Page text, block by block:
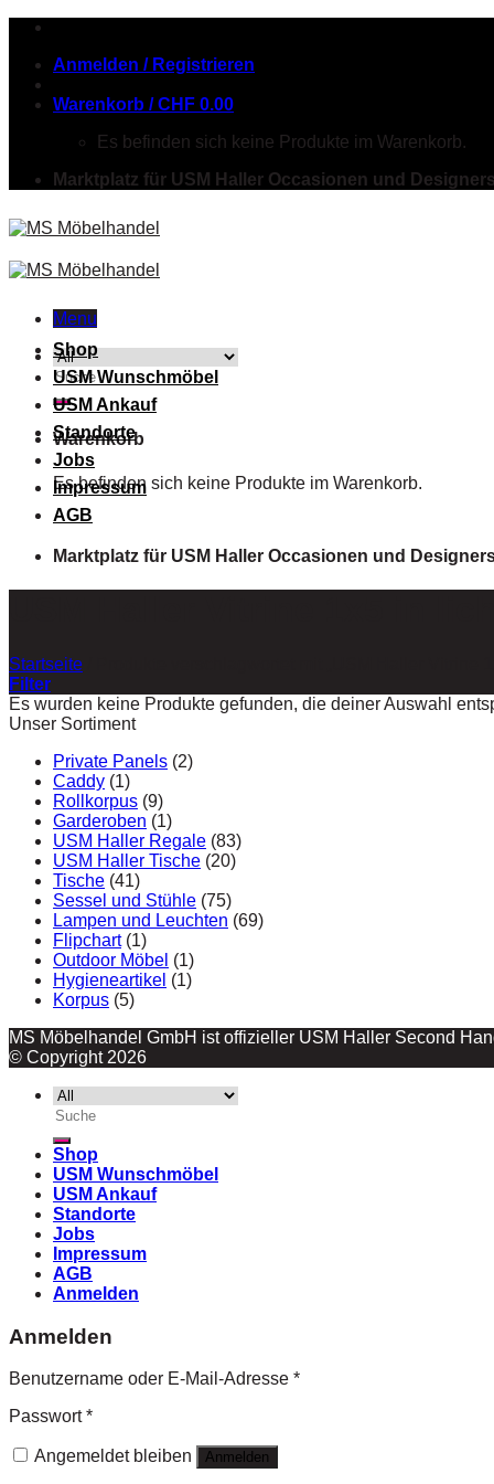
Skip
contentAnmelden / Registrieren
Warenkorb /CHF 0.00
Es befinden sich keine Produkte im Warenkorb.
Marktplatz für USM Haller Occasionen und
Menu
Suche
nach:
Warenkorb
Es befinden sich keine Produkte im Warenkorb.
Shop
USM Wunschmöbel
USM Ankauf
Standorte
Jobs
Impressum
AGB
Marktplatz für USM Haller Occasionen und
Startseite
Filter
Es wurden keine Produkte gefunden, die deiner Auswahl
Unser Sortiment
Private Panels (2)
Caddy (1)
Rollkorpus (9)
Garderoben (1)
USM Haller Regale (83)
USM Haller Tische (20)
Tische (41)
Sessel und Stühle (75)
Lampen und Leuchten (69)
Flipchart (1)
Outdoor Möbel (1)
Hygieneartikel (1)
Korpus (5)
MS Möbelhandel GmbH ist offizieller USM Haller Second
© Copyright 2026
Suche
nach:
Shop
USM Wunschmöbel
USM Ankauf
Standorte
Jobs
Impressum
AGB
Anmelden
Anmelden
Benutzername oder E-Mail-Adresse *
Passwort*
Angemeldet bleiben Anmelden